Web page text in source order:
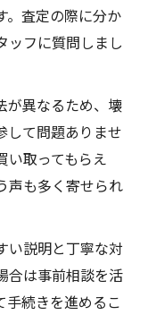
。査定の際に分か
ッフに質問しまし
が異なるため、壊
して問題ありませ
い取ってもらえ
声も多く寄せられ
い説明と丁寧な対
合は事前相談を活
手続きを進めるこ